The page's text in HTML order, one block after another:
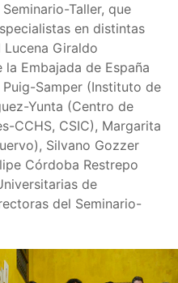
Taller, que
en distintas
Lucena Giraldo
Embajada de España
Samper (Instituto de
Yunta (Centro de
CCHS, CSIC), Margarita
Silvano Gozzer
Córdoba Restrepo
de
del Seminario-